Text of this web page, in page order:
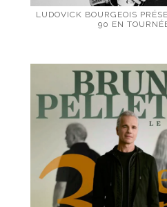
LUDOVICK BOURGEOIS
90 EN